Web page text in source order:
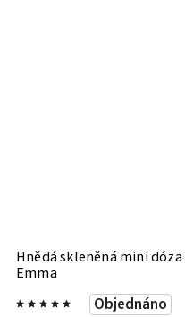
Hnědá skleněná mini
Emma
Objednáno